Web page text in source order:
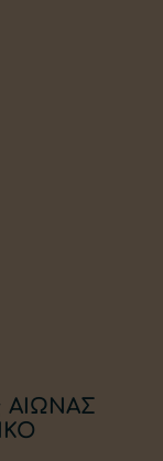
ΑΙΩΝΑΣ